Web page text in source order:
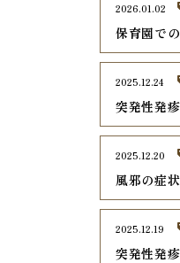
保育園で
2026.01.02
突発性発
2025.12.24
風邪の症
2025.12.20
突発性発
2025.12.19